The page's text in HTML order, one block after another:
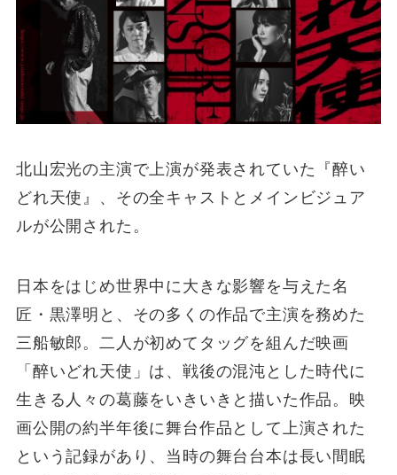
北山宏光の主演で上演が発表されていた『醉い
どれ天使』、その全キャストとメインビジュア
ルが公開された。
日本をはじめ世界中に大きな影響を与えた名
匠・黒澤明と、その多くの作品で主演を務めた
三船敏郎。二人が初めてタッグを組んだ映画
「醉いどれ天使」は、戦後の混沌とした時代に
生きる人々の葛藤をいきいきと描いた作品。映
画公開の約半年後に舞台作品として上演された
という記録があり、当時の舞台台本は長い間眠